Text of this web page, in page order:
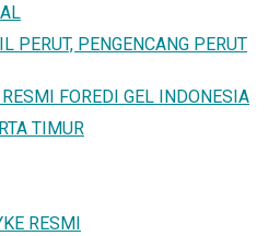
PERUT, PENGENCANG PERUT
FOREDI GEL INDONESIA
TIMUR
RESMI